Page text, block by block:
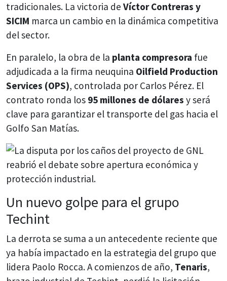
tradicionales. La victoria de Víctor Contreras y
SICIM marca un cambio en la dinámica competitiva
del sector.
En paralelo, la obra de la planta compresora fue
adjudicada a la firma neuquina Oilfield Production
Services (OPS), controlada por Carlos Pérez. El
contrato ronda los 95 millones de dólares y será
clave para garantizar el transporte del gas hacia el
Golfo San Matías.
Un nuevo golpe para el grupo
Techint
La derrota se suma a un antecedente reciente que
ya había impactado en la estrategia del grupo que
lidera Paolo Rocca. A comienzos de año, Tenaris,